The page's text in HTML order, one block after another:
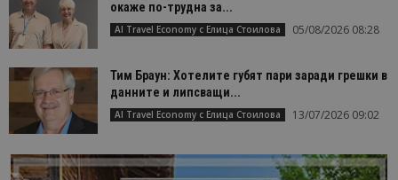
окаже по-трудна за...
AI Travel Economy с Елица Стоилова 05/08/2026 08:28
Тим Браун: Хотелите губят пари заради грешки в
данните и липсващи...
AI Travel Economy с Елица Стоилова 13/07/2026 09:02